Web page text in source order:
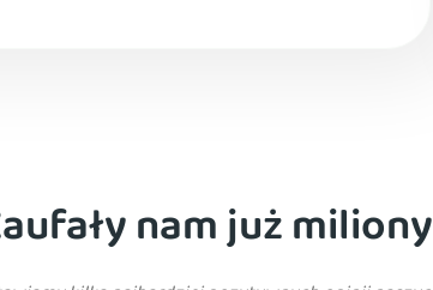
nam już